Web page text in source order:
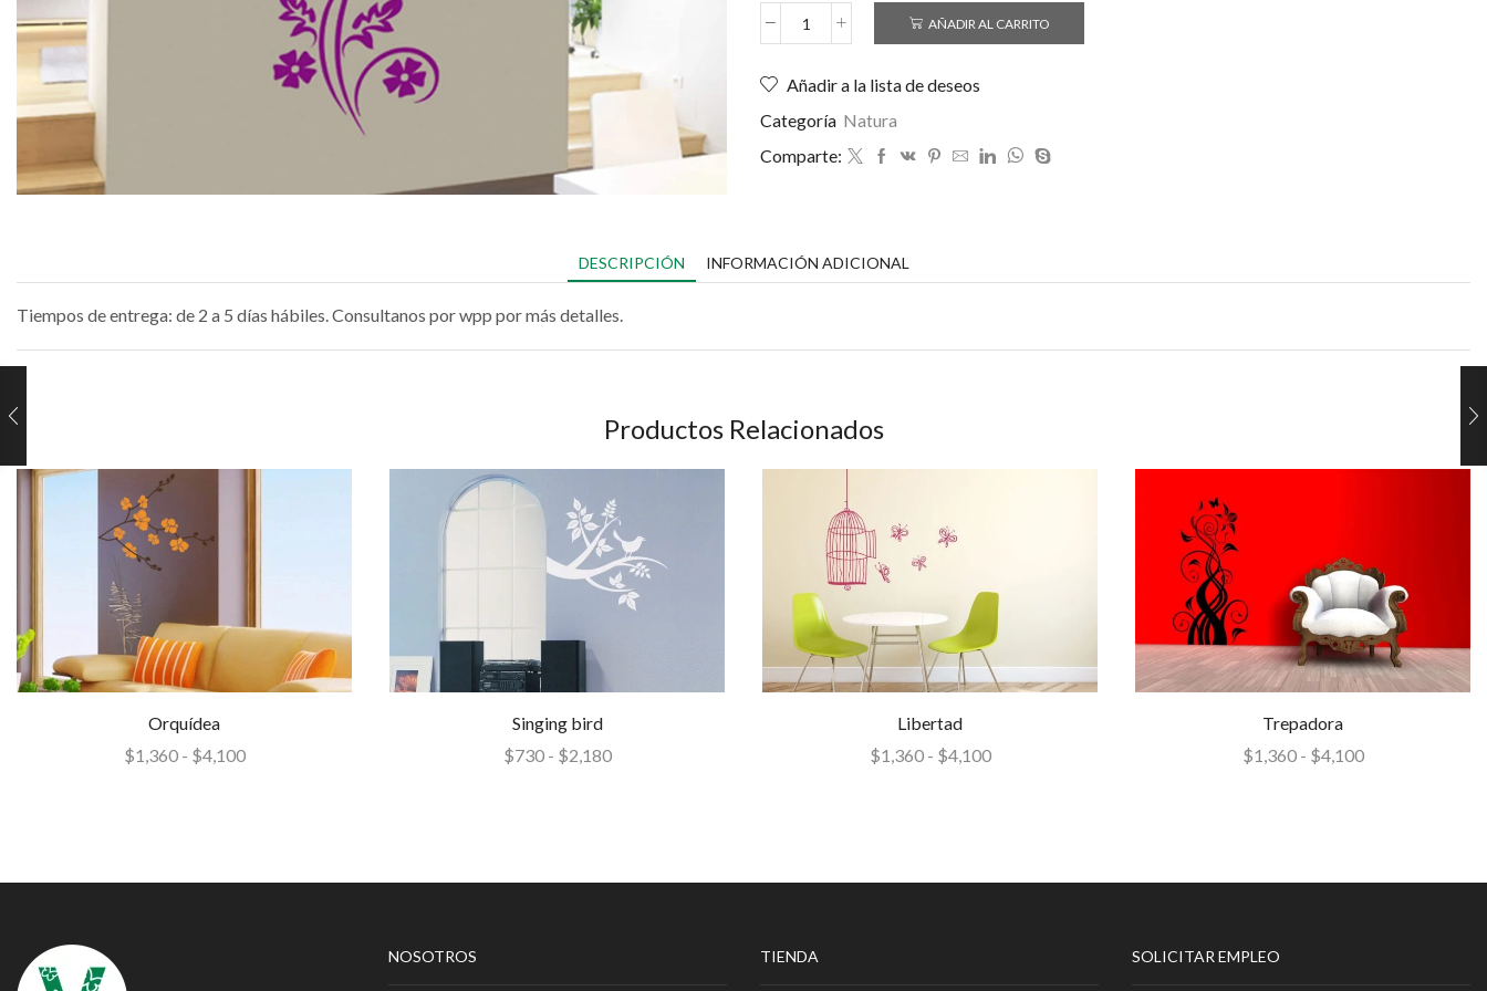
AÑADIR AL CARRITO
Añadir a la lista de deseos
Categoría Natura
Comparte:
DESCRIPCIÓN INFORMACIÓN ADICIONAL
Tiempos de entrega: de 2 a 5 días hábiles. Consultanos por wpp por más detalles.
Productos Relacionados
Orquídea
$1,360 - $4,100
Singing bird
$730 - $2,180
Libertad
$1,360 - $4,100
Trepadora
$1,360 - $4,100
NOSOTROS TIENDA SOLICITAR EMPLEO